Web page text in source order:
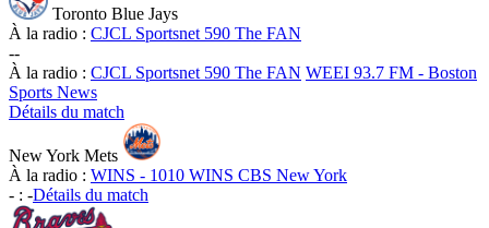
Toronto Blue Jays
À la radio : CJCL Sportsnet 590 The FAN
--
À la radio : CJCL Sportsnet 590 The FAN WEEI 93.7 FM - Boston
Sports News
Détails du match
New York Mets
À la radio : WINS - 1010 WINS CBS New York
- : -Détails du match